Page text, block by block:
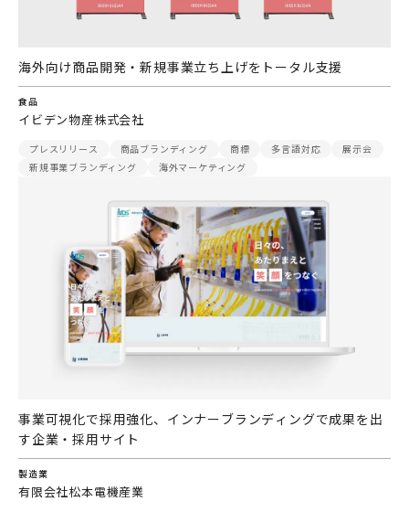
海外向け商品開発・新規事業立ち上げをトータル支援
食品
イビデン物産株式会社
プレスリリース 商品ブランディング 商標 多言語対応
展示会
新規事業ブランディング
海外マーケティング
事業可視化で採用強化、インナーブランディングで成果を出
す企業・採用サイト
製造業
有限会社松本電機産業